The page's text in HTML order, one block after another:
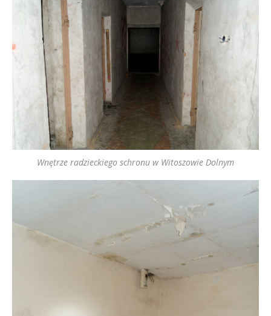
Wnętrze radzieckiego schronu w Witoszowie Dolnym